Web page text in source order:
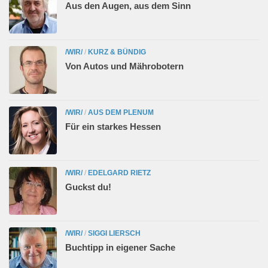
Aus den Augen, aus dem Sinn
/WIR/ / KURZ & BÜNDIG
Von Autos und Mährobotern
/WIR/ / AUS DEM PLENUM
Für ein starkes Hessen
/WIR/ / EDELGARD RIETZ
Guckst du!
/WIR/ / SIGGI LIERSCH
Buchtipp in eigener Sache